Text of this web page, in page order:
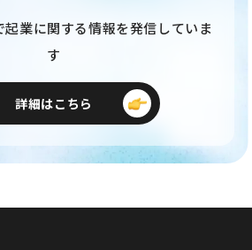
起業に関する情報を発信していま
す
詳細はこちら